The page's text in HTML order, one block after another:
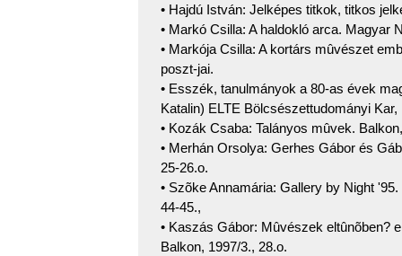
• Hajdú István: Jelképes titkok, titkos
• Markó Csilla: A haldokló arca. Magyar
• Markója Csilla: A kortárs mûvészet
poszt-jai.
• Esszék, tanulmányok a 80-as évek
Katalin) ELTE Bölcsészettudományi Kar,
• Kozák Csaba: Talányos mûvek.
• Merhán Orsolya: Gerhes Gábor és
25-26.o.
• Szõke Annamária: Gallery by Night
44-45.,
• Kaszás Gábor: Mûvészek eltûnõben?
Balkon, 1997/3., 28.o.